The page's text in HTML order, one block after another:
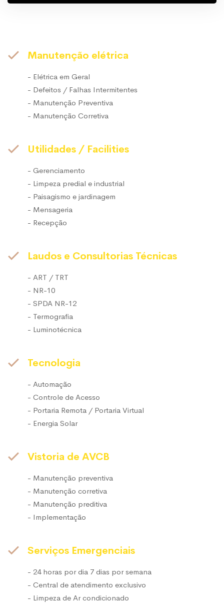
Manutenção elétrica
- Elétrica em Geral
- Defeitos / Falhas Intermitentes
- Manutenção Preventiva
- Manutenção Corretiva
Utilidades / Facilities
- Gerenciamento
- Limpeza predial e industrial
- Paisagismo e jardinagem
- Mensageria
- Recepção
Laudos e Consultorias Técnicas
- ART / TRT
- NR-10
- SPDA NR-12
- Termografia
- Luminotécnica
Tecnologia
- Automação
- Controle de Acesso
- Portaria Remota / Portaria Virtual
- Energia Solar
Vistoria de AVCB
- Manutenção preventiva
- Manutenção corretiva
- Manutenção preditiva
- Implementação
Serviços Emergenciais
- 24 horas por dia 7 dias por semana
- Central de atendimento exclusivo
- Limpeza de Ar condicionado